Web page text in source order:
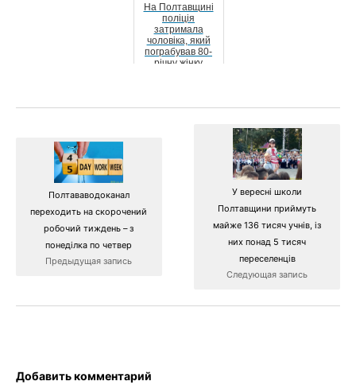
На Полтавщині
поліція
затримала
чоловіка, який
пограбував 80-
річну жінку
Полтававодоканал
переходить на скорочений
робочий тиждень – з
понеділка по четвер
Предыдущая запись
У вересні школи
Полтавщини приймуть
майже 136 тисяч учнів, із
них понад 5 тисяч
переселенців
Следующая запись
Добавить комментарий